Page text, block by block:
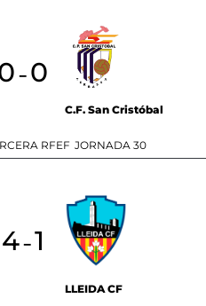
-0
C.F. San Cristóbal
RFEF JORNADA 30
4-1
LLEIDA CF